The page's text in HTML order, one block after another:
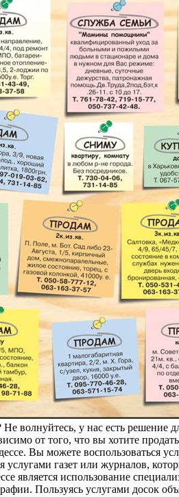
Не волнуйтесь, у нас есть
от того, что вы хотите
Вы можете воспользоваться
услугами газет или журналов,
является использование
Пользуясь услугами досок